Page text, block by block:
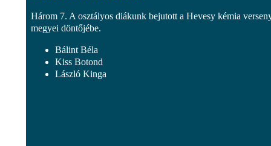
Három 7. A osztályos diákunk bejutott a Hevesy kémia
megyei döntőjébe.
Bálint Béla
Kiss Botond
László Kinga